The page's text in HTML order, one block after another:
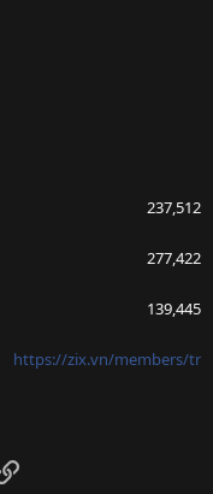
237,512
277,422
139,445
https://zix.vn/members/tr
Link